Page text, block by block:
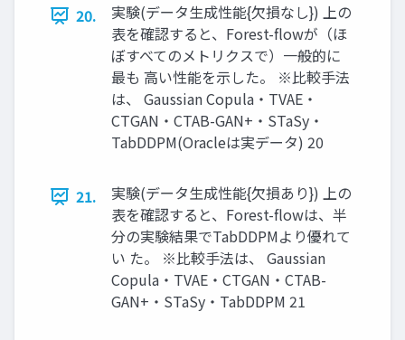
20.
実験(データ⽣成性能{⽋損なし}) 上の
表を確認すると、Forest-flowが（ほ
ぼすべてのメトリクスで）⼀般的に
最も ⾼い性能を⽰した。 ※比較手法
は、 Gaussian Copula・TVAE・
CTGAN・CTAB-GAN+・STaSy・
TabDDPM(Oracleは実データ) 20
21.
実験(データ⽣成性能{⽋損あり}) 上の
表を確認すると、Forest-flowは、半
分の実験結果でTabDDPMより優れて
い た。 ※比較手法は、 Gaussian
Copula・TVAE・CTGAN・CTAB-
GAN+・STaSy・TabDDPM 21